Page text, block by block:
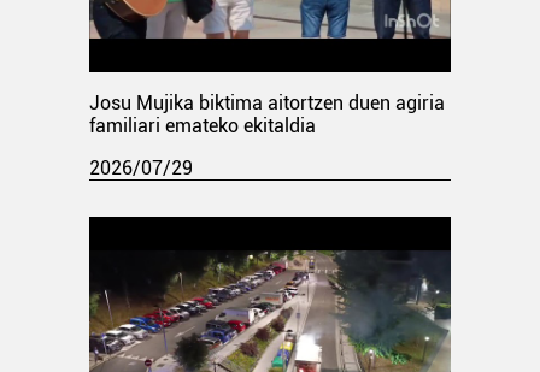
Josu Mujika biktima aitortzen duen agiria
familiari emateko ekitaldia
2026/07/29